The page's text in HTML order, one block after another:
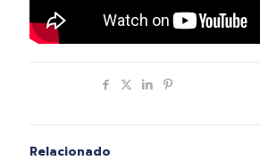
Relacionado